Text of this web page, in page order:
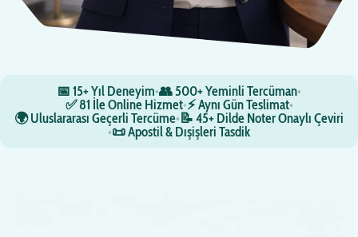
📅 15+ Yıl Deneyim•👥 500+ Yeminli Tercüman•
✅ 81 İle Online Hizmet•⚡ Aynı Gün Teslimat•
🌍 Uluslararası Geçerli Tercüme•📝 45+ Dilde Noter Onaylı Çeviri
•📜 Apostil & Dışişleri Tasdik